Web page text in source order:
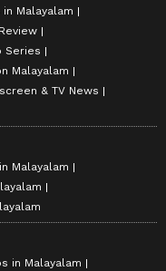
Malayalam
Series
Malayalam
& TV News
Malayalam
in Malayalam